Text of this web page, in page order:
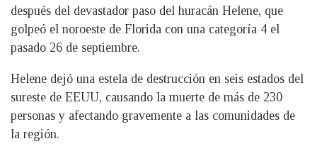
después del devastador paso del huracán Helene, que
golpeó el noroeste de Florida con una categoría 4 el
pasado 26 de septiembre.
Helene dejó una estela de destrucción en seis estados del
sureste de EEUU, causando la muerte de más de 230
personas y afectando gravemente a las comunidades de
la región.